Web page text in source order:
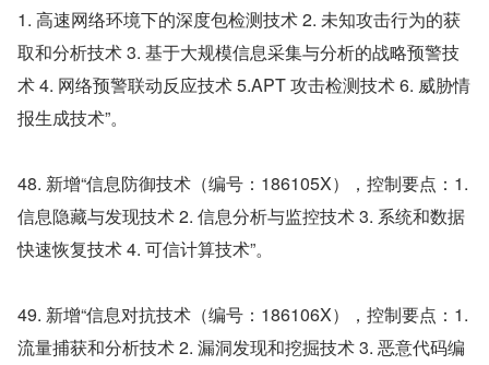
1. 高速网络环境下的深度包检测技术 2. 未知攻击行为的获
取和分析技术 3. 基于大规模信息采集与分析的战略预警技
术 4. 网络预警联动反应技术 5.APT 攻击检测技术 6. 威胁情
报生成技术”。
48. 新增“信息防御技术（编号：186105X），控制要点：1.
信息隐藏与发现技术 2. 信息分析与监控技术 3. 系统和数据
快速恢复技术 4. 可信计算技术”。
49. 新增“信息对抗技术（编号：186106X），控制要点：1.
流量捕获和分析技术 2. 漏洞发现和挖掘技术 3. 恶意代码编